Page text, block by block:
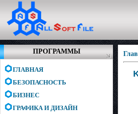
ПРОГРАММЫ
ГЛАВНАЯ
БЕЗОПАСНОСТЬ
БИЗНЕС
ГРАФИКА И ДИЗАЙН